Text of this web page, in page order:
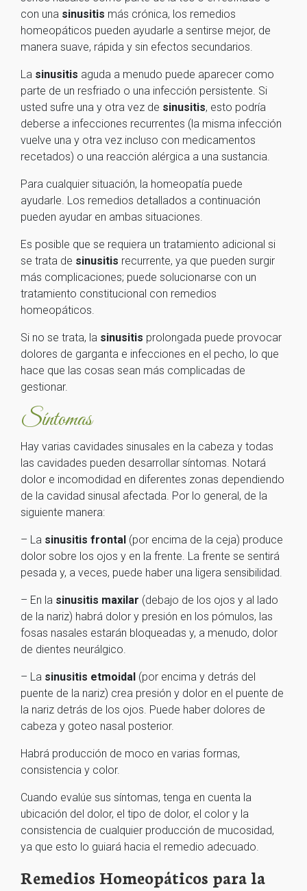
con una sinusitis más crónica, los remedios
homeopáticos pueden ayudarle a sentirse mejor, de
manera suave, rápida y sin efectos secundarios.
La sinusitis aguda a menudo puede aparecer como
parte de un resfriado o una infección persistente. Si
usted sufre una y otra vez de sinusitis, esto podría
deberse a infecciones recurrentes (la misma infección
vuelve una y otra vez incluso con medicamentos
recetados) o una reacción alérgica a una sustancia.
Para cualquier situación, la homeopatía puede
ayudarle. Los remedios detallados a continuación
pueden ayudar en ambas situaciones.
Es posible que se requiera un tratamiento adicional si
se trata de sinusitis recurrente, ya que pueden surgir
más complicaciones; puede solucionarse con un
tratamiento constitucional con remedios
homeopáticos.
Si no se trata, la sinusitis prolongada puede provocar
dolores de garganta e infecciones en el pecho, lo que
hace que las cosas sean más complicadas de
gestionar.
Síntomas
Hay varias cavidades sinusales en la cabeza y todas
las cavidades pueden desarrollar síntomas. Notará
dolor e incomodidad en diferentes zonas dependiendo
de la cavidad sinusal afectada. Por lo general, de la
siguiente manera:
– La sinusitis frontal (por encima de la ceja) produce
dolor sobre los ojos y en la frente. La frente se sentirá
pesada y, a veces, puede haber una ligera sensibilidad.
– En la sinusitis maxilar (debajo de los ojos y al lado
de la nariz) habrá dolor y presión en los pómulos, las
fosas nasales estarán bloqueadas y, a menudo, dolor
de dientes neurálgico.
– La sinusitis etmoidal (por encima y detrás del
puente de la nariz) crea presión y dolor en el puente de
la nariz detrás de los ojos. Puede haber dolores de
cabeza y goteo nasal posterior.
Habrá producción de moco en varias formas,
consistencia y color.
Cuando evalúe sus síntomas, tenga en cuenta la
ubicación del dolor, el tipo de dolor, el color y la
consistencia de cualquier producción de mucosidad,
ya que esto lo guiará hacia el remedio adecuado.
Remedios Homeopáticos para la